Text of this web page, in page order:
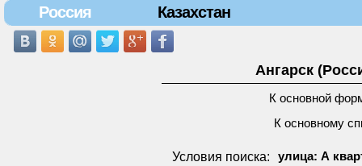
Россия Казахстан
Ангарск
К основной
К основному
Условия поиска: улица: А